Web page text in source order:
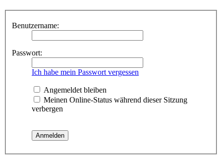
Benutzername:
Passwort:
Ich habe mein Passwort vergessen
Angemeldet bleiben
Meinen Online-Status während dieser Sitzung
verbergen